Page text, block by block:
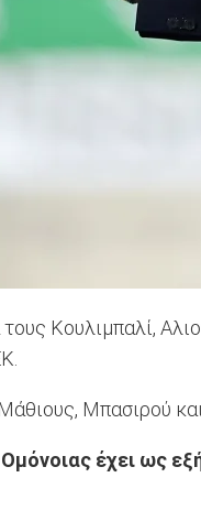
Κουλιμπαλί,
Μπασιρού
έχει ως